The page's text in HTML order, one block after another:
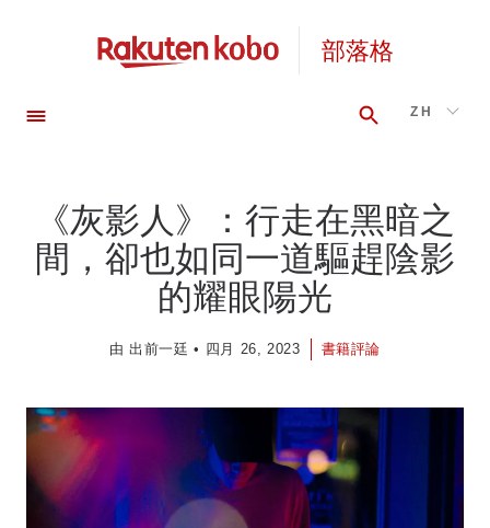
部落格
ZH
《灰影人》：行走在黑暗之
間，卻也如同一道驅趕陰影
的耀眼陽光
由 出前一廷 • 四月 26, 2023 書籍評論